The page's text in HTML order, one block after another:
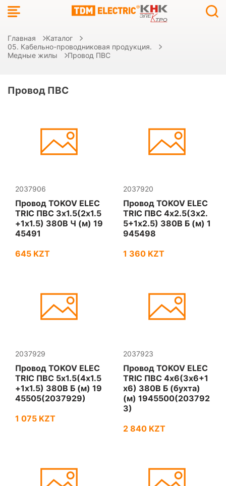
Главная
Каталог
05. Кабельно-проводниковая продукция.
Медные жилы
Провод ПВС
Провод ПВС
2037906
Провод TOKOV ELEC
TRIC ПВС 3х1.5(2х1.5
+1х1.5) 380В Ч (м) 19
45491
645 KZT
2037920
Провод TOKOV ELEC
TRIC ПВС 4х2.5(3х2.
5+1х2.5) 380В Б (м) 1
945498
1 360 KZT
2037929
Провод TOKOV ELEC
TRIC ПВС 5х1.5(4х1.5
+1х1.5) 380В Б (м) 19
45505(2037929)
1 075 KZT
2037923
Провод TOKOV ELEC
TRIC ПВС 4х6(3х6+1
х6) 380В Б (бухта)
(м) 1945500(203792
3)
2 840 KZT